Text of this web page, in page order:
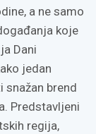
a ne samo
koje
Dani
jedan
brend
Predstavljeni
regija,